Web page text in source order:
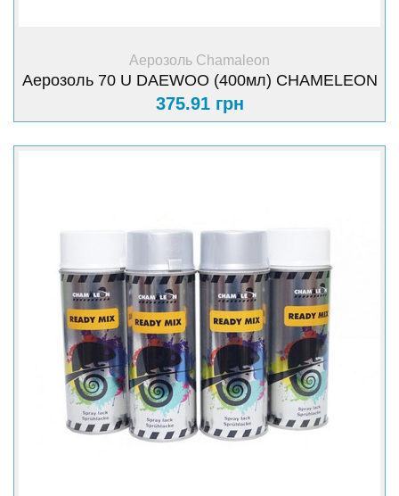
+ Купити
Аерозоль Chamaleon
Аерозоль 70 U DAEWOO (400мл) CHAMELEON
375.91 грн